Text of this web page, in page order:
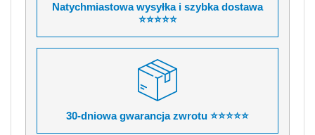
Natychmiastowa wysyłka i szybka dostawa
⭐⭐⭐⭐⭐
30-dniowa gwarancja zwrotu ⭐⭐⭐⭐⭐